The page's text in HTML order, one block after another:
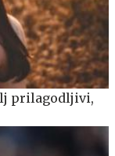
prilagodljivi,